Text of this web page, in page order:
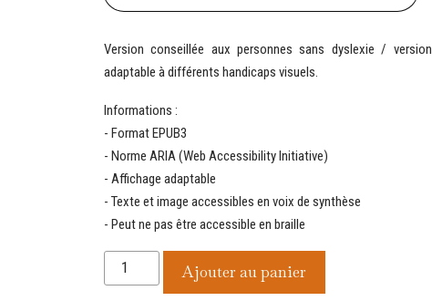
Version conseillée aux personnes sans dyslexie / version
adaptable à différents handicaps visuels.
Informations :
- Format EPUB3
- Norme ARIA (Web Accessibility Initiative)
- Affichage adaptable
- Texte et image accessibles en voix de synthèse
- Peut ne pas être accessible en braille
quantité
de
Ajouter au panier